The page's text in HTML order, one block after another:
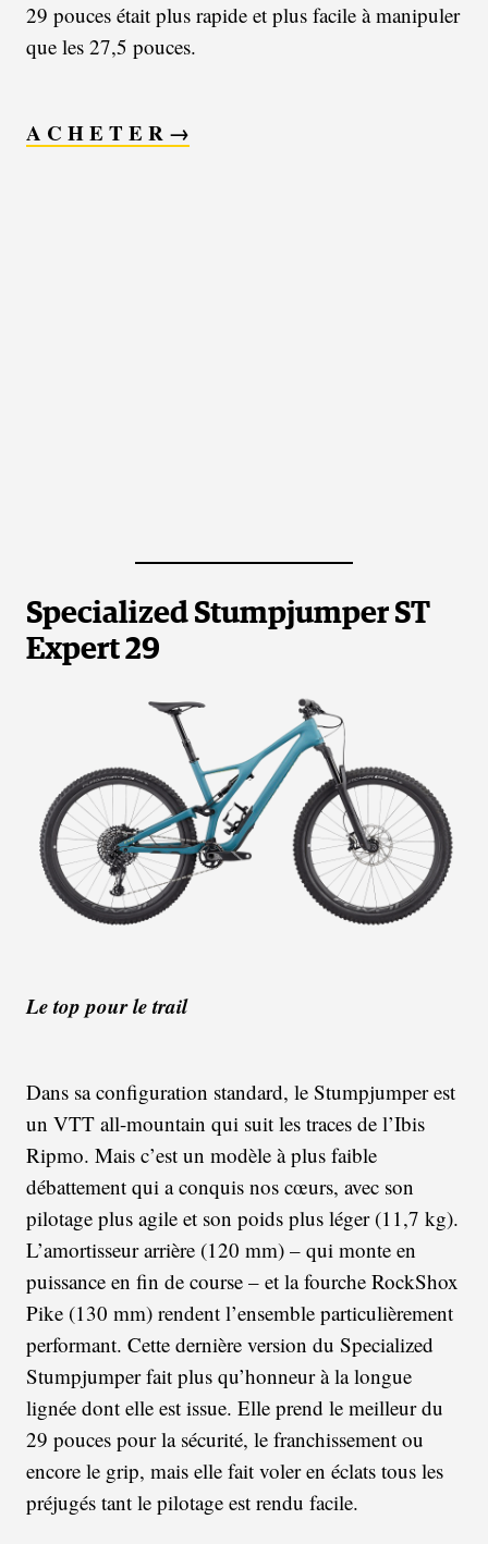
29 pouces était plus rapide et plus facile à manipuler
que les 27,5 pouces.
A C H E T E R →
Specialized Stumpjumper ST
Expert 29
Le top pour le trail
Dans sa configuration standard, le Stumpjumper est
un VTT all-mountain qui suit les traces de l’Ibis
Ripmo. Mais c’est un modèle à plus faible
débattement qui a conquis nos cœurs, avec son
pilotage plus agile et son poids plus léger (11,7 kg).
L’amortisseur arrière (120 mm) – qui monte en
puissance en fin de course – et la fourche RockShox
Pike (130 mm) rendent l’ensemble particulièrement
performant. Cette dernière version du Specialized
Stumpjumper fait plus qu’honneur à la longue
lignée dont elle est issue. Elle prend le meilleur du
29 pouces pour la sécurité, le franchissement ou
encore le grip, mais elle fait voler en éclats tous les
préjugés tant le pilotage est rendu facile.